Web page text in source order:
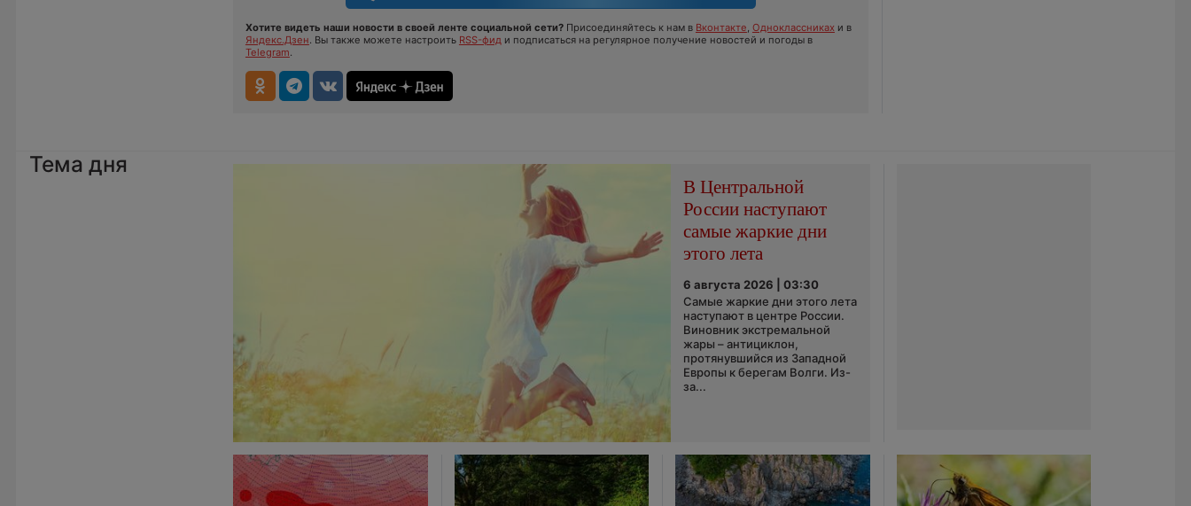
Хотите видеть наши новости в своей ленте социальной сети?Присоединяйтесь к нам в Вконтакте Одноклассниках и в
Яндекс.Дзен. Вы также можете настроить RSS-фид и подписаться на регулярное получение новостей и погоды в
Telegram.
Тема дня
В Центральной
России наступают
самые жаркие дни
этого лета
6 августа 2026 | 03:30
Самые жаркие дни этого лета
наступают в центре России.
Виновник экстремальной
жары – антициклон,
протянувшийся из Западной
Европы к берегам Волги. Из-
за...